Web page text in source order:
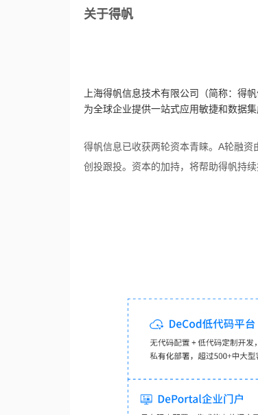
关于得帆
上海得帆信息技术有限公司（简称：得
为全球企业提供一站式应用敏捷和数据集
得帆信息已收获两轮资本青睐。A轮融
创投跟投。资本的加持，将帮助得帆持